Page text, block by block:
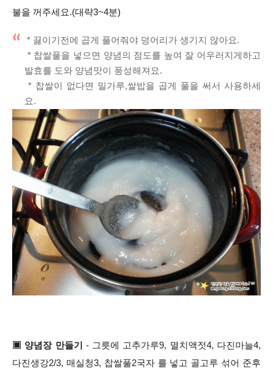
불을 꺼주세요.(대략3~4분)
* 끓이기전에 곱게 풀어줘야 덩어리가 생기지 않아요.
* 찹쌀풀을 넣으면 양념의 점도를 높여 잘 어우러지게하고
발효를 도와 양념맛이 풍성해져요.
* 찹쌀이 없다면 밀가루,쌀밥을 곱게 풀을 써서 사용하세
요.
▣ 양념장 만들기 - 그릇에 고추가루9, 멸치액젓4, 다진마늘4,
다진생강2/3, 매실청3, 찹쌀풀2국자 를 넣고 골고루 섞어 준후